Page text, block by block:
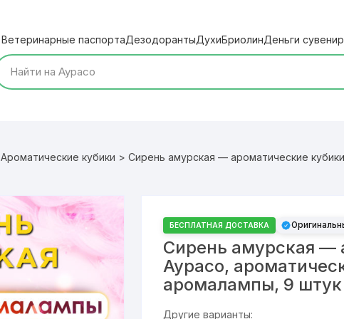
Ветеринарные паспортаДезодорантыДухиБриолинДеньги
Ароматические кубики > Сирень амурская — ароматические
БЕСПЛАТНАЯ ДОСТАВКА
Сирень амурская —
Аурасо,
аромалампы, 9 штук
Другие варианты: